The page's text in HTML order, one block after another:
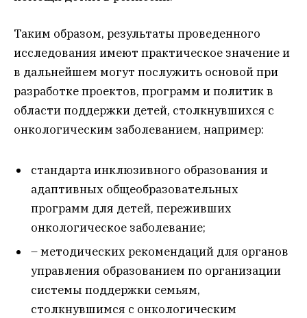
Таким образом, результаты проведенного
исследования имеют практическое значение и
в дальнейшем могут послужить основой при
разработке проектов, программ и политик в
области поддержки детей, столкнувшихся с
онкологическим заболеванием, например:
стандарта инклюзивного образования и
адаптивных общеобразовательных
программ для детей, переживших
онкологическое заболевание;
– методических рекомендаций для органов
управления образованием по организации
системы поддержки семьям,
столкнувшимся с онкологическим